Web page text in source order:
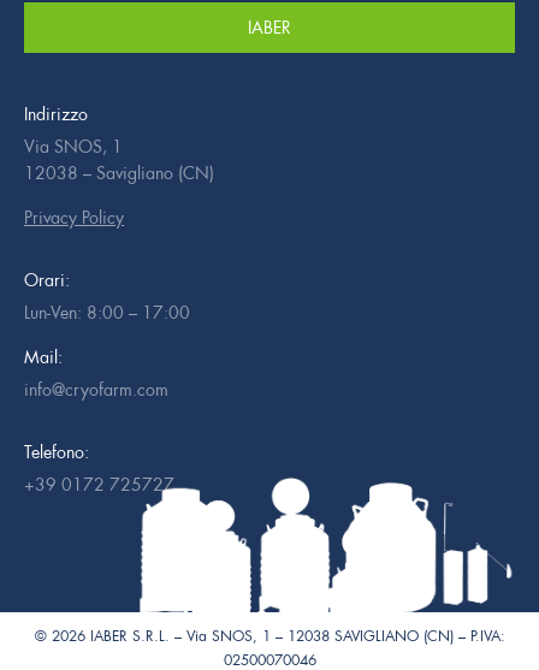
IABER
Indirizzo
Via SNOS, 1
12038 – Savigliano (CN)
Privacy Policy
Orari:
Lun-Ven: 8:00 – 17:00
Mail:
info@cryofarm.com
Telefono:
+39 0172 725727
© 2026 IABER S.R.L. – Via SNOS, 1 – 12038 SAVIGLIANO (CN) – P.IVA:
02500070046